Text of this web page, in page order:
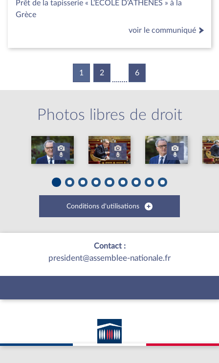
Prêt de la tapisserie « L’ÉCOLE D’ATHÈNES » à la
Grèce
voir le communiqué
1 (current)
2 6
Photos libres de droit
Conditions d'utilisations
Contact :
president@assemblee-nationale.fr